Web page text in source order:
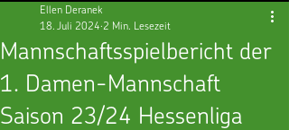
Mannschaftsspielbericht der
1. Damen-Mannschaft
Saison 23/24 Hessenliga
Ellen Deranek
18. Juli 2024 2 Min. Lesezeit